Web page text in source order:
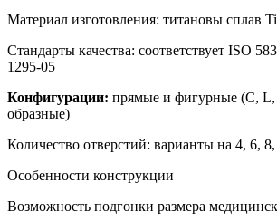
Материал изготовления: титановы сплав
Стандарты качества: соответствует ISO
1295-05
Конфигурации: прямые и фигурные (C,
образные)
Количество отверстий: варианты на 4, 6,
Особенности конструкции
Возможность подгонки размера